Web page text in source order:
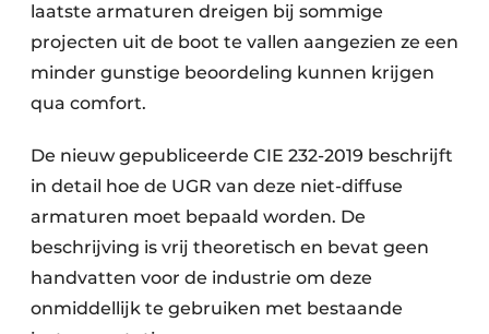
laatste armaturen dreigen bij sommige
projecten uit de boot te vallen aangezien ze een
minder gunstige beoordeling kunnen krijgen
qua comfort.
De nieuw gepubliceerde CIE 232-2019 beschrijft
in detail hoe de UGR van deze niet-diffuse
armaturen moet bepaald worden. De
beschrijving is vrij theoretisch en bevat geen
handvatten voor de industrie om deze
onmiddellijk te gebruiken met bestaande